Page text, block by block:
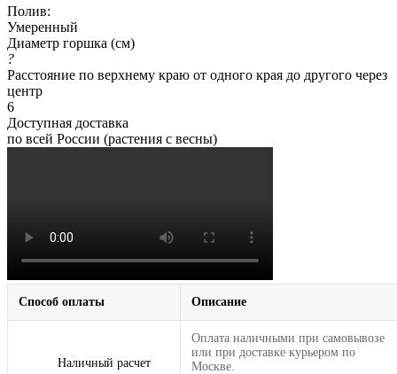
Полив:
Умеренный
Диаметр горшка (см)
?
Расстояние по верхнему краю от одного края до другого через
центр
6
Доступная доставка
по всей России (растения с весны)
Способ оплаты Описание
Наличный расчет
Оплата наличными при самовывозе
или при доставке курьером по
Москве.